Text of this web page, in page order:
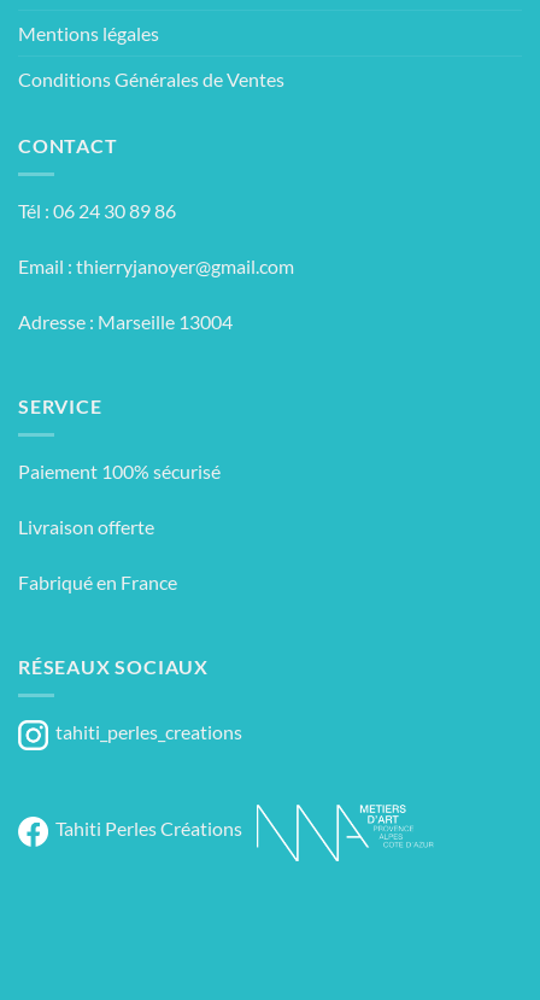
Mentions légales
Conditions Générales de Ventes
CONTACT
Tél : 06 24 30 89 86
Email : thierryjanoyer@gmail.com
Adresse : Marseille 13004
SERVICE
Paiement 100% sécurisé
Livraison offerte
Fabriqué en France
RÉSEAUX SOCIAUX
tahiti_perles_creations
Tahiti Perles Créations